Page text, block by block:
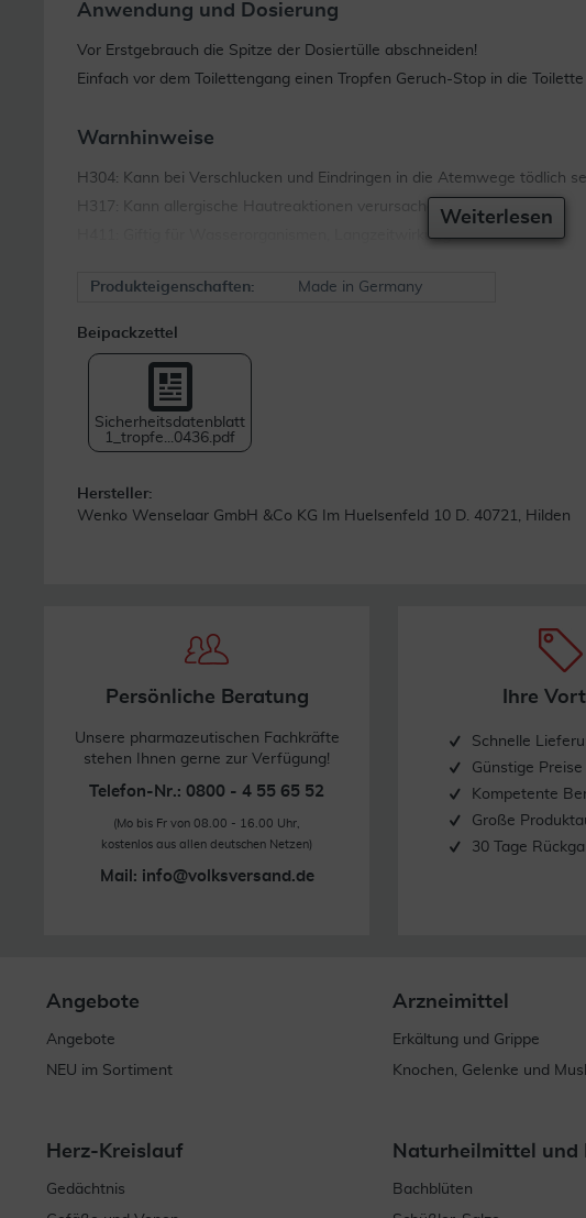
Anwendung und Dosierung
Vor Erstgebrauch die Spitze der Dosiertülle abschneiden!
Einfach vor dem Toilettengang einen Tropfen Geruch-Stop in die Toilette
Warnhinweise
H304: Kann bei Verschlucken und Eindringen in die Atemwege tödlich
H317: Kann allergische Hautreaktionen verursachen
H411: Giftig für Wasserorganismen, Langzeitwirkung
Weiterlesen
Produkteigenschaften: Made in Germany
Beipackzettel
Sicherheitsdatenblatt
1_tropfe...0436.pdf
Hersteller:
Wenko Wenselaar GmbH &Co KG Im Huelsenfeld 10 D. 40721, Hilden
Persönliche Beratung
Unsere pharmazeutischen Fachkräfte
stehen Ihnen gerne zur Verfügung!
Telefon-Nr.: 0800 - 4 55 65 52
(Mo bis Fr von 08.00 - 16.00 Uhr,
kostenlos aus allen deutschen Netzen)
Mail: info@volksversand.de
Ihre
Schnelle
Günstige Preise
Kompetente
Große
30 Tage
Angebote
Angebote
NEU im Sortiment
Arzneimittel
Erkältung und Grippe
Knochen, Gelenke und
Herz-Kreislauf
Gedächtnis
Naturheilmittel und
Bachblüten